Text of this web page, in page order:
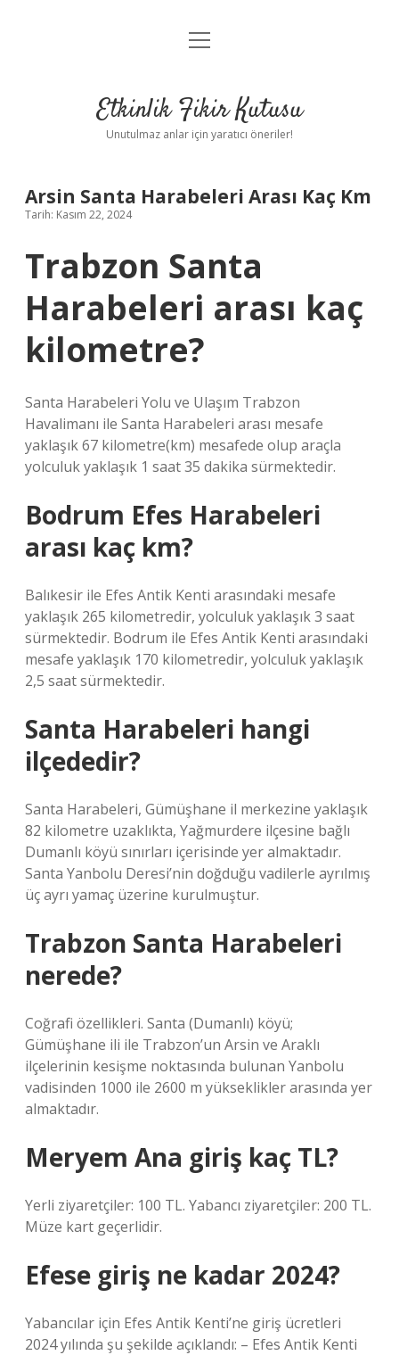
Anasayfa
Yasal Uyarı
menüyü
Etkinlik Fikir Kutusu
Unutulmaz anlar için yaratıcı öneriler!
Arsin Santa Harabeleri Arası Kaç Km
Tarih: Kasım 22, 2024
Trabzon Santa
Harabeleri arası kaç
kilometre?
Santa Harabeleri Yolu ve Ulaşım Trabzon
Havalimanı ile Santa Harabeleri arası mesafe
yaklaşık 67 kilometre(km) mesafede olup araçla
yolculuk yaklaşık 1 saat 35 dakika sürmektedir.
Bodrum Efes Harabeleri
arası kaç km?
Balıkesir ile Efes Antik Kenti arasındaki mesafe
yaklaşık 265 kilometredir, yolculuk yaklaşık 3 saat
sürmektedir. Bodrum ile Efes Antik Kenti arasındaki
mesafe yaklaşık 170 kilometredir, yolculuk yaklaşık
2,5 saat sürmektedir.
Santa Harabeleri hangi
ilçededir?
Santa Harabeleri, Gümüşhane il merkezine yaklaşık
82 kilometre uzaklıkta, Yağmurdere ilçesine bağlı
Dumanlı köyü sınırları içerisinde yer almaktadır.
Santa Yanbolu Deresi’nin doğduğu vadilerle ayrılmış
üç ayrı yamaç üzerine kurulmuştur.
Trabzon Santa Harabeleri
nerede?
Coğrafi özellikleri. Santa (Dumanlı) köyü;
Gümüşhane ili ile Trabzon’un Arsin ve Araklı
ilçelerinin kesişme noktasında bulunan Yanbolu
vadisinden 1000 ile 2600 m yükseklikler arasında yer
almaktadır.
Meryem Ana giriş kaç TL?
Yerli ziyaretçiler: 100 TL. Yabancı ziyaretçiler: 200 TL.
Müze kart geçerlidir.
Efese giriş ne kadar 2024?
Yabancılar için Efes Antik Kenti’ne giriş ücretleri
2024 yılında şu şekilde açıklandı: – Efes Antik Kenti